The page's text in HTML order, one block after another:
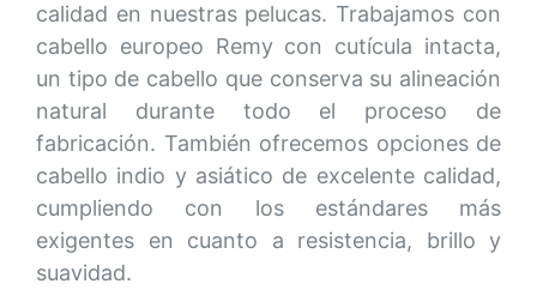
calidad en nuestras pelucas. Trabajamos con
cabello europeo Remy con cutícula intacta,
un tipo de cabello que conserva su alineación
natural durante todo el proceso de
fabricación. También ofrecemos opciones de
cabello indio y asiático de excelente calidad,
cumpliendo con los estándares más
exigentes en cuanto a resistencia, brillo y
suavidad.